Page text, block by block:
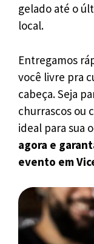
gelado até o
local.
Entregamos
você livre pra
cabeça. Seja
churrascos ou
ideal para sua
agora e
evento em